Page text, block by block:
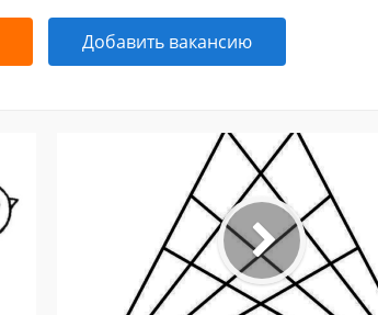
Добавить вакансию